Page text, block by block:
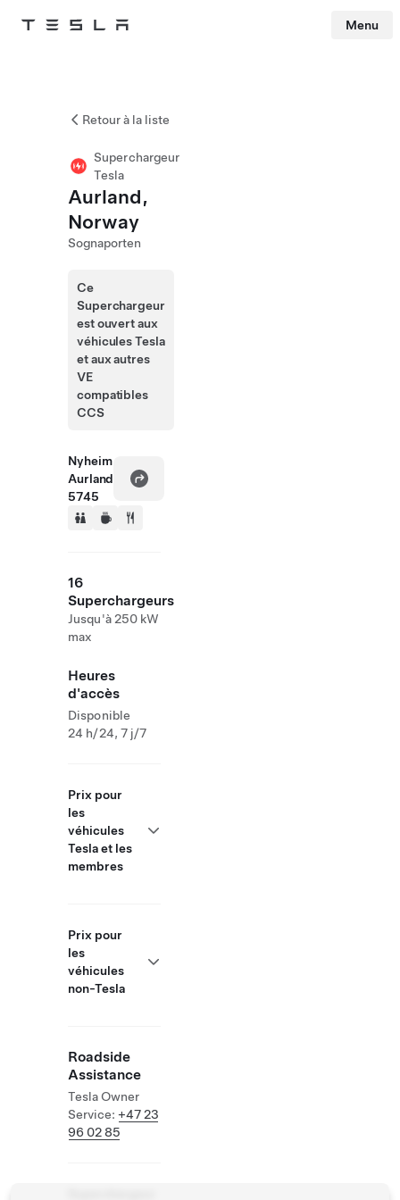
Tesla Menu
Retour à la liste
Superchargeur
Tesla
Aurland,
Norway
Sognaporten
Ce
Superchargeur
est ouvert aux
véhicules Tesla
et aux autres
VE
compatibles
CCS
Nyheim
Aurland
5745
16
Superchargeurs
Jusqu'à 250 kW
max
Heures
d'accès
Disponible
24 h/24, 7 j/7
Prix pour
les
véhicules
Tesla et les
membres
Prix pour
les
véhicules
non-Tesla
Roadside
Assistance
Tesla Owner
Service: +47 23
96 02 85